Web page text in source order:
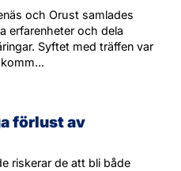
och Orust samlades
erfarenheter och dela
Syftet med träffen var
förlust av
riskerar de att bli både